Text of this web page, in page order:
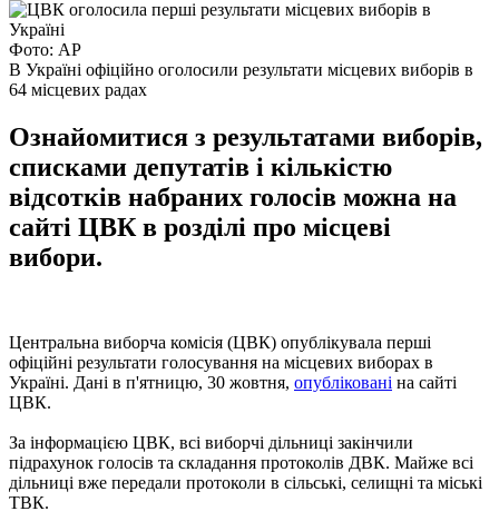
Фото: АР
В Україні офіційно оголосили результати місцевих виборів в
64 місцевих радах
Ознайомитися з результатами виборів,
списками депутатів і кількістю
відсотків набраних голосів можна на
сайті ЦВК в розділі про місцеві
вибори.
Центральна виборча комісія (ЦВК) опублікувала перші
офіційні результати голосування на місцевих виборах в
Україні. Дані в п'ятницю, 30 жовтня, опубліковані на сайті
ЦВК.
За інформацією ЦВК, всі виборчі дільниці закінчили
підрахунок голосів та складання протоколів ДВК. Майже всі
дільниці вже передали протоколи в сільські, селищні та міські
ТВК.